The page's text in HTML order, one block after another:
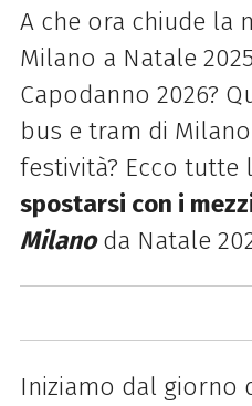
A che ora chiude la
Milano a Natale
Capodanno 2026?
bus e tram di
festività? Ecco tutte
spostarsi con i
Milanoda Natale
Iniziamo dal giorno